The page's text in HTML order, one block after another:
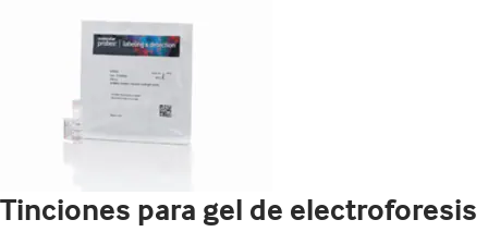
Tinciones para gel de electroforesis